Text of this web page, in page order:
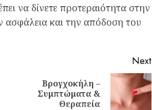
να δίνετε προτεραιότητα στην
ασφάλεια και την απόδοση του
Next
Βρογχοκήλη –
Συμπτώματα &
Θεραπεία